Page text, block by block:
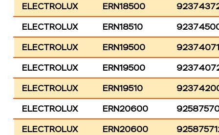
ELECTROLUX
ERN18500
ELECTROLUX
ERN18510
ELECTROLUX
ERN19500
ELECTROLUX
ERN19500
ELECTROLUX
ERN19510
ELECTROLUX
ERN20600
ELECTROLUX
ERN20600